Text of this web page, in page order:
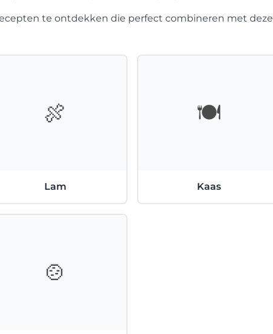
te ontdekken die perfect combineren met deze
🍖
Lam
🍽️
Kaas
🍲